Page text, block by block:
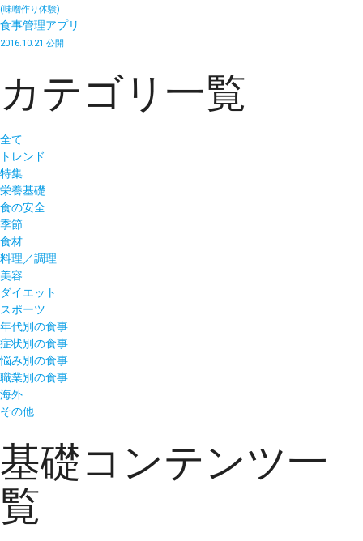
(味噌作り体験)
食事管理アプリ
2016.10.21 公開
カテゴリ一覧
全て
トレンド
特集
栄養基礎
食の安全
季節
食材
料理／調理
美容
ダイエット
スポーツ
年代別の食事
症状別の食事
悩み別の食事
職業別の食事
海外
その他
基礎コンテンツ一
覧